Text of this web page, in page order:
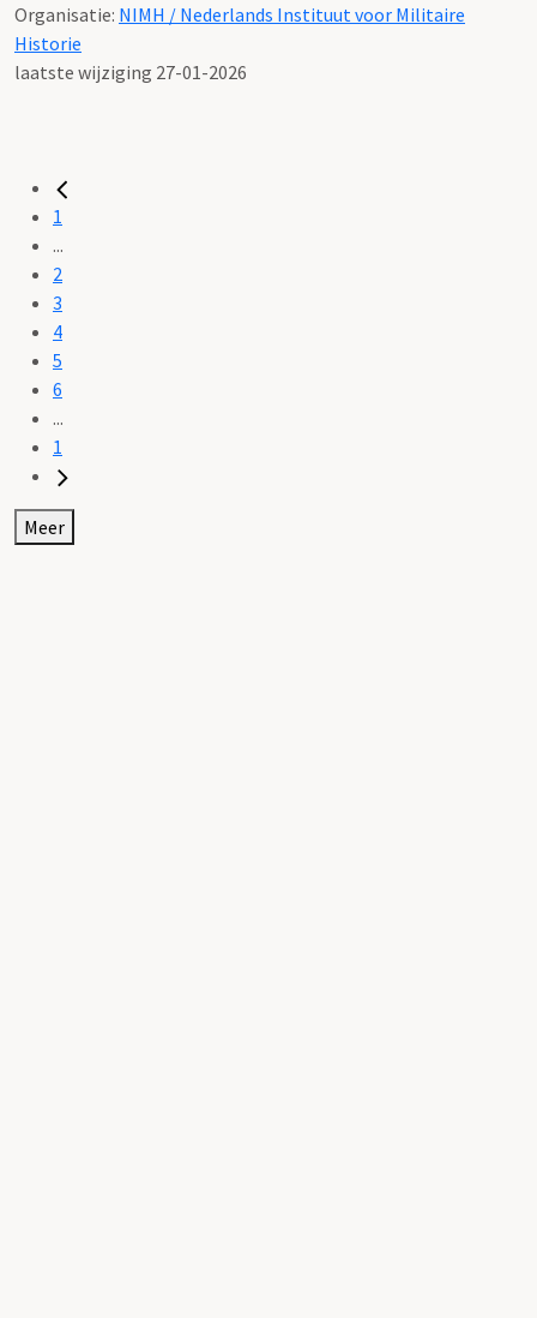
Organisatie: NIMH / Nederlands Instituut voor Militaire
Historie
laatste wijziging 27-01-2026
1
...
2
3
4
5
6
...
1
Meer